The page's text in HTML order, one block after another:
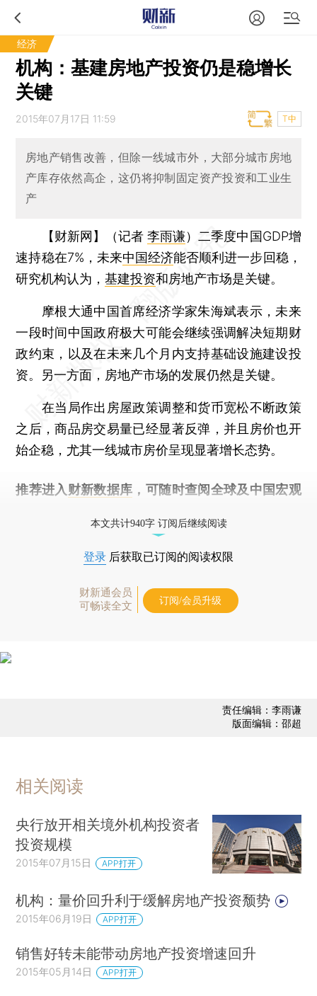
经济
机构：基建房地产投资仍是稳增长
关键
2015年07月17日 11:59 T中
房地产销售改善，但除一线城市外，大部分城市房地
产库存依然高企，这仍将抑制固定资产投资和工业生
产
【财新网】（记者李雨谦）二季度中国GDP增
速持稳在7%，未来中国经济能否顺利进一步回稳，
研究机构认为，基建投资和房地产市场是关键。
摩根大通中国首席经济学家朱海斌表示，未来
一段时间中国政府极大可能会继续强调解决短期财
政约束，以及在未来几个月内支持基础设施建设投
资。另一方面，房地产市场的发展仍然是关键。
在当局作出房屋政策调整和货币宽松不断政策
之后，商品房交易量已经显著反弹，并且房价也开
始企稳，尤其一线城市房价呈现显著增长态势。
推荐进入 财新数据库 ，可随时查阅全球及中国宏观
本文共计940字 订阅后继续阅读
登录 后获取已订阅的阅读权限
财新通会员
可畅读全文
订阅/会员升级
责任编辑：李雨谦
版面编辑：邵超
相关阅读
央行放开相关境外机构投资者
投资规模
2015年07月15日 APP打开
机构：量价回升利于缓解房地产投资颓势
2015年06月19日 APP打开
销售好转未能带动房地产投资增速回升
2015年05月14日 APP打开